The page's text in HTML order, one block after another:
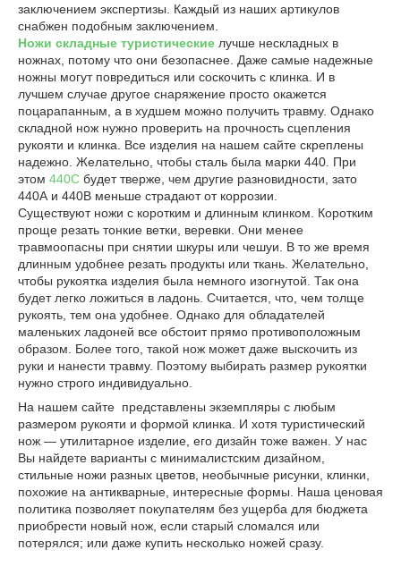
заключением экспертизы. Каждый из наших артикулов
снабжен подобным заключением.
Ножи складные туристические лучше нескладных в
ножнах, потому что они безопаснее. Даже самые надежные
ножны могут повредиться или соскочить с клинка. И в
лучшем случае другое снаряжение просто окажется
поцарапанным, а в худшем можно получить травму. Однако
складной нож нужно проверить на прочность сцепления
рукояти и клинка. Все изделия на нашем сайте скреплены
надежно. Желательно, чтобы сталь была марки 440. При
этом 440С будет тверже, чем другие разновидности, зато
440А и 440В меньше страдают от коррозии.
Существуют ножи с коротким и длинным клинком. Коротким
проще резать тонкие ветки, веревки. Они менее
травмоопасны при снятии шкуры или чешуи. В то же время
длинным удобнее резать продукты или ткань. Желательно,
чтобы рукоятка изделия была немного изогнутой. Так она
будет легко ложиться в ладонь. Считается, что, чем толще
рукоять, тем она удобнее. Однако для обладателей
маленьких ладоней все обстоит прямо противоположным
образом. Более того, такой нож может даже выскочить из
руки и нанести травму. Поэтому выбирать размер рукоятки
нужно строго индивидуально.
На нашем сайте представлены экземпляры с любым
размером рукояти и формой клинка. И хотя туристический
нож — утилитарное изделие, его дизайн тоже важен. У нас
Вы найдете варианты с минималистским дизайном,
стильные ножи разных цветов, необычные рисунки, клинки,
похожие на антикварные, интересные формы. Наша ценовая
политика позволяет покупателям без ущерба для бюджета
приобрести новый нож, если старый сломался или
потерялся; или даже купить несколько ножей сразу.